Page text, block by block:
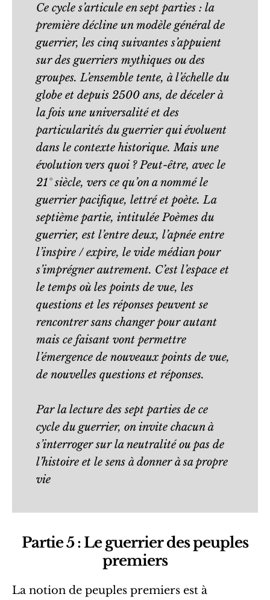
Ce cycle s’articule en sept parties : la
première décline un modèle général de
guerrier, les cinq suivantes s’appuient
sur des guerriers mythiques ou des
groupes. L’ensemble tente, à l’échelle du
globe et depuis 2500 ans, de déceler à
la fois une universalité et des
particularités du guerrier qui évoluent
dans le contexte historique. Mais une
évolution vers quoi ? Peut-être, avec le
21° siècle, vers ce qu’on a nommé le
guerrier pacifique, lettré et poète. La
septième partie, intitulée Poèmes du
guerrier, est l’entre deux, l’apnée entre
l’inspire / expire, le vide médian pour
s’imprégner autrement. C’est l’espace et
le temps où les points de vue, les
questions et les réponses peuvent se
rencontrer sans changer pour autant
mais ce faisant vont permettre
l’émergence de nouveaux points de vue,
de nouvelles questions et réponses.
Par la lecture des sept parties de ce
cycle du guerrier, on invite chacun à
s’interroger sur la neutralité ou pas de
l’histoire et le sens à donner à sa propre
vie
Partie 5 : Le guerrier des peuples
premiers
La notion de peuples premiers est à